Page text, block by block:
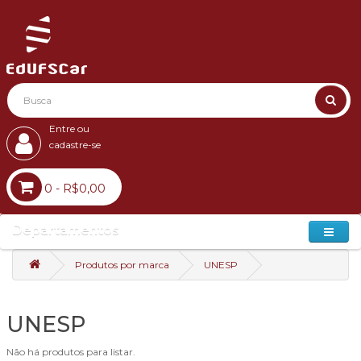
Entre ou
cadastre-se
0 - R$0,00
Departamentos
Produtos por marca UNESP
UNESP
Não há produtos para listar.